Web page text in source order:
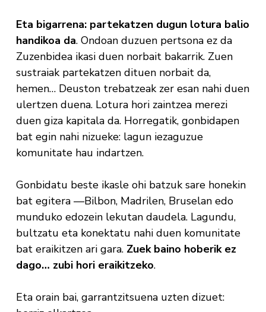
Eta bigarrena: partekatzen dugun lotura balio
handikoa da. Ondoan duzuen pertsona ez da
Zuzenbidea ikasi duen norbait bakarrik. Zuen
sustraiak partekatzen dituen norbait da,
hemen… Deuston trebatzeak zer esan nahi duen
ulertzen duena. Lotura hori zaintzea merezi
duen giza kapitala da. Horregatik, gonbidapen
bat egin nahi nizueke: lagun iezaguzue
komunitate hau indartzen.
Gonbidatu beste ikasle ohi batzuk sare honekin
bat egitera —Bilbon, Madrilen, Bruselan edo
munduko edozein lekutan daudela. Lagundu,
bultzatu eta konektatu nahi duen komunitate
bat eraikitzen ari gara. Zuek baino hoberik ez
dago… zubi hori eraikitzeko.
Eta orain bai, garrantzitsuena uzten dizuet: